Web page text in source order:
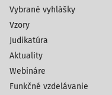
Vybrané vyhlášky
Vzory
Judikatúra
Aktuality
Webináre
Funkčné vzdelávanie